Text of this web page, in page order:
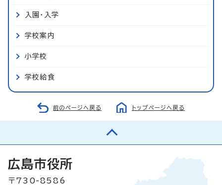
入園・入学
学校案内
小学校
学校給食
前のページへ戻る トップページへ戻る
広島市役所
〒730-8586